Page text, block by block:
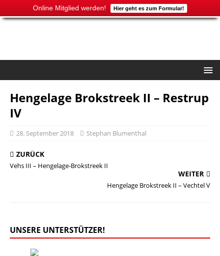
Online Mitglied werden! Hier geht es zum Formular!
Hengelage Brokstreek II – Restrup
IV
28. September 2018 Stephan Blumenthal
ZURÜCK
Vehs III – Hengelage-Brokstreek II
WEITER
Hengelage Brokstreek II – Vechtel V
UNSERE UNTERSTÜTZER!